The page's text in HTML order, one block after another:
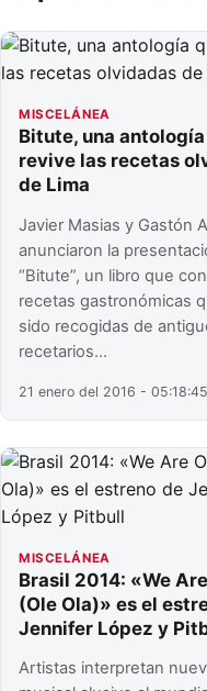
MISCELÁNEA
Bitute, una
revive las recetas
de Lima
Javier Masias y Gastón
anunciaron la
“Bitute”, un libro que
recetas gastronómicas
sido recogidas de
recetarios…
21 enero del 2016 - 05:18:45
MISCELÁNEA
Brasil 2014: «We
(Ole Ola)» es el
Jennifer López y
Artistas interpretan